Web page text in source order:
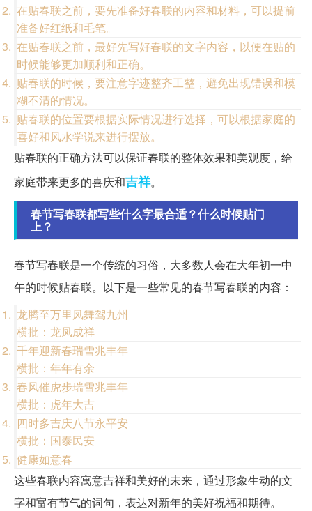
在贴春联之前，要先准备好春联的内容和材料，可以提前
准备好红纸和毛笔。
在贴春联之前，最好先写好春联的文字内容，以便在贴的
时候能够更加顺利和正确。
贴春联的时候，要注意字迹整齐工整，避免出现错误和模
糊不清的情况。
贴春联的位置要根据实际情况进行选择，可以根据家庭的
喜好和风水学说来进行摆放。
贴春联的正确方法可以保证春联的整体效果和美观度，给
家庭带来更多的喜庆和吉祥。
春节写春联都写些什么字最合适？什么时候贴门
上？
春节写春联是一个传统的习俗，大多数人会在大年初一中
午的时候贴春联。以下是一些常见的春节写春联的内容：
龙腾至万里凤舞驾九州
横批：龙凤成祥
千年迎新春瑞雪兆丰年
横批：年年有余
春风催虎步瑞雪兆丰年
横批：虎年大吉
四时多吉庆八节永平安
横批：国泰民安
健康如意春
这些春联内容寓意吉祥和美好的未来，通过形象生动的文
字和富有节气的词句，表达对新年的美好祝福和期待。